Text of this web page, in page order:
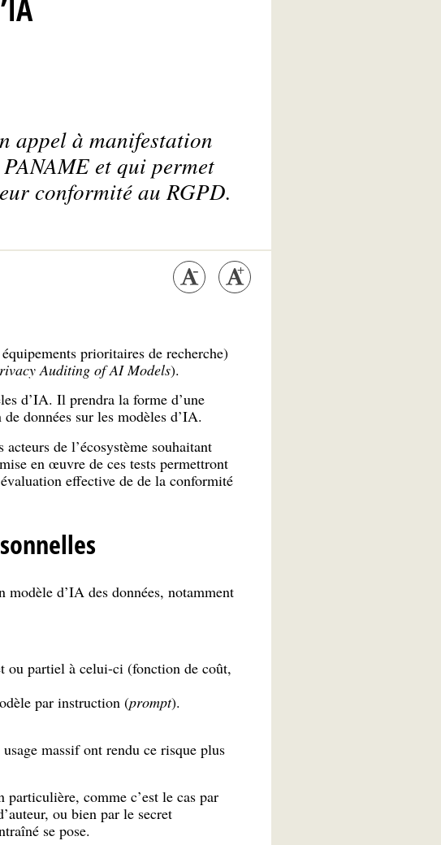
appel à manifestation
et qui permet
conformité au RGPD.
prioritaires de recherche)
Auditing of AI Models).
d’IA. Il prendra la forme d’une
données sur les modèles d’IA.
de l’écosystème souhaitant
en œuvre de ces tests permettront
effective de de la conformité
modèle d’IA des données, notamment
ou partiel à celui-ci (fonction de coût,
par instruction (prompt).
massif ont rendu ce risque plus
particulière, comme c’est le cas par
ou bien par le secret
se pose.